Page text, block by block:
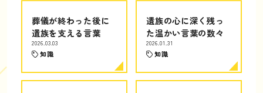
葬儀が終わった後に
遺族を支える言葉
2026.03.03
知識
遺族の心に深く残っ
た温かい言葉の数々
2026.01.31
知識